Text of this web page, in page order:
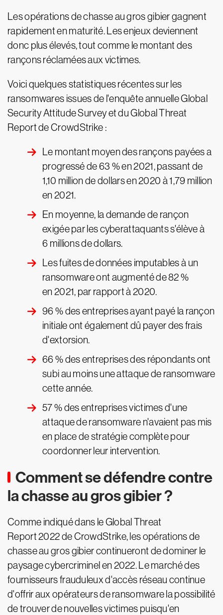
Les opérations de chasse au gros gibier gagnent
rapidement en maturité. Les enjeux deviennent
donc plus élevés, tout comme le montant des
rançons réclamées aux victimes.
Voici quelques statistiques récentes sur les
ransomwares issues de l'enquête annuelle Global
Security Attitude Survey et du Global Threat
Report de CrowdStrike :
Le montant moyen des rançons payées a
progressé de 63 % en 2021, passant de
1,10 million de dollars en 2020 à 1,79 million
en 2021.
En moyenne, la demande de rançon
exigée par les cyberattaquants s'élève à
6 millions de dollars.
Les fuites de données imputables à un
ransomware ont augmenté de 82 %
en 2021, par rapport à 2020.
96 % des entreprises ayant payé la rançon
initiale ont également dû payer des frais
d'extorsion.
66 % des entreprises des répondants ont
subi au moins une attaque de ransomware
cette année.
57 % des entreprises victimes d'une
attaque de ransomware n'avaient pas mis
en place de stratégie complète pour
coordonner leur intervention.
Comment se défendre contre
la chasse au gros gibier ?
Comme indiqué dans le Global Threat
Report 2022 de CrowdStrike, les opérations de
chasse au gros gibier continueront de dominer le
paysage cybercriminel en 2022. Le marché des
fournisseurs frauduleux d'accès réseau continue
d'offrir aux opérateurs de ransomware la possibilité
de trouver de nouvelles victimes puisqu'en